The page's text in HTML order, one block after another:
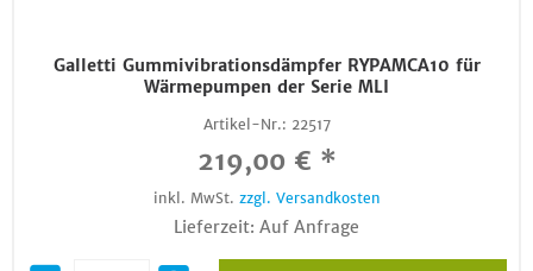
Galletti Gummivibrationsdämpfer RYPAMCA10 für
Wärmepumpen der Serie MLI
Artikel-Nr.: 22517
219,00 € *
inkl. MwSt. zzgl. Versandkosten
Lieferzeit: Auf Anfrage